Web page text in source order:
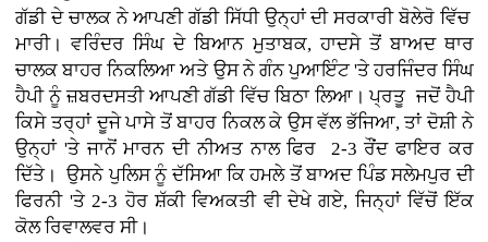
ਗੱਡੀ ਦੇ ਚਾਲਕ ਨੇ ਆਪਣੀ ਗੱਡੀ ਸਿੱਧੀ ਉਨ੍ਹਾਂ ਦੀ ਸਰਕਾਰੀ ਬੋਲੇਰੋ ਵਿੱਚ
ਮਾਰੀ। ਵਰਿੰਦਰ ਸਿੰਘ ਦੇ ਬਿਆਨ ਮੁਤਾਬਕ, ਹਾਦਸੇ ਤੋਂ ਬਾਅਦ ਥਾਰ
ਚਾਲਕ ਬਾਹਰ ਨਿਕਲਿਆ ਅਤੇ ਉਸ ਨੇ ਗੰਨ ਪੁਆਇੰਟ 'ਤੇ ਹਰਜਿੰਦਰ ਸਿੰਘ
ਹੈਪੀ ਨੂੰ ਜ਼ਬਰਦਸਤੀ ਆਪਣੀ ਗੱਡੀ ਵਿੱਚ ਬਿਠਾ ਲਿਆ। ਪ੍ਰਤੂ ਜਦੋਂ ਹੈਪੀ
ਕਿਸੇ ਤਰ੍ਹਾਂ ਦੂਜੇ ਪਾਸੇ ਤੋਂ ਬਾਹਰ ਨਿਕਲ ਕੇ ਉਸ ਵੱਲ ਭੱਜਿਆ, ਤਾਂ ਦੋਸ਼ੀ ਨੇ
ਉਨ੍ਹਾਂ 'ਤੇ ਜਾਨੋਂ ਮਾਰਨ ਦੀ ਨੀਅਤ ਨਾਲ ਫਿਰ 2-3 ਰੌਂਦ ਫਾਇਰ ਕਰ
ਦਿੱਤੇ। ਉਸਨੇ ਪੁਲਿਸ ਨੂੰ ਦੱਸਿਆ ਕਿ ਹਮਲੇ ਤੋਂ ਬਾਅਦ ਪਿੰਡ ਸਲੇਮਪੁਰ ਦੀ
ਫਿਰਨੀ 'ਤੇ 2-3 ਹੋਰ ਸ਼ੱਕੀ ਵਿਅਕਤੀ ਵੀ ਦੇਖੇ ਗਏ, ਜਿਨ੍ਹਾਂ ਵਿੱਚੋਂ ਇੱਕ
ਕੋਲ ਰਿਵਾਲਵਰ ਸੀ।